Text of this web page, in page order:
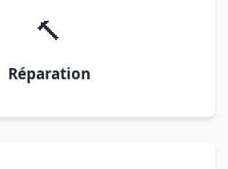
🔨
Réparation